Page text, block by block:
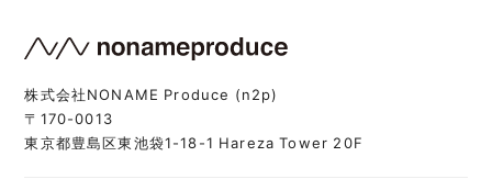
株式会社NONAME Produce (n2p)
〒170-0013
東京都豊島区東池袋1-18-1 Hareza Tower 20F